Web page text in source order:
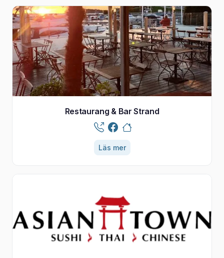
Restaurang & Bar Strand
Läs mer